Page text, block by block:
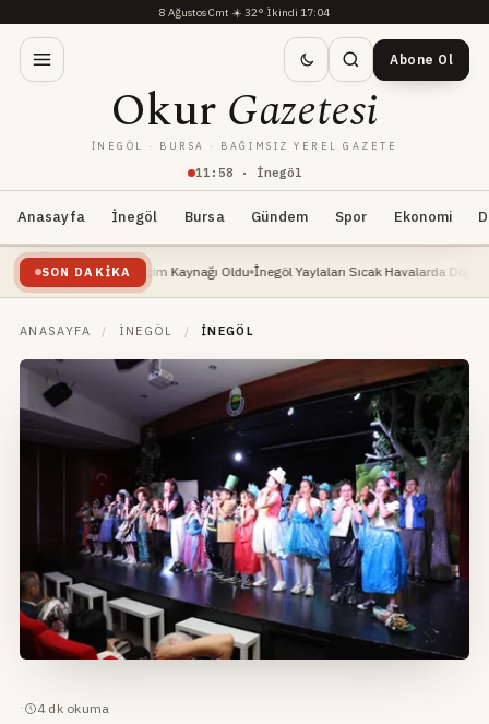
8 Ağustos Cmt·☀️ 32°·İkindi 17:04
11 : 58 · İnegöl
OkurGazetesi
İNEGÖL · BURSA · BAĞIMSIZ YEREL GAZETE
Abone Ol
Anasayfa İnegöl Bursa Gündem Spor Ekonomi
SON DAKIKA
Yeni Geçim Kaynağı Oldu İnegöl Yaylaları Sıcak Havalarda Doğa Severlerin
ANASAYFA / İNEGÖL / İNEGÖL
· 4 dk okuma